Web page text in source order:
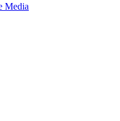
Media